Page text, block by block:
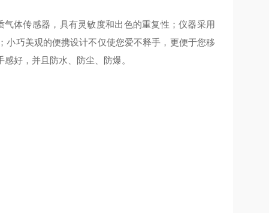
体传感器，具有灵敏度和出色的重复性；仪器采用
巧美观的便携设计不仅使您爱不释手，更便于您移
好，并且防水、防尘、防爆。